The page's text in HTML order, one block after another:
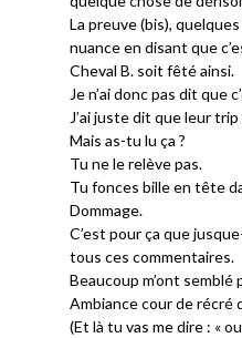
La preuve (bis),
nuance en disant que
Cheval B. soit fêté ainsi.
Je n’ai donc pas dit que
J’ai juste dit que leur
Mais as-tu lu ça ?
Tu ne le relève pas.
Tu fonces bille en tête
Dommage.
C’est pour ça que
tous ces commentaires.
Beaucoup m’ont semblé
Ambiance cour de récré
(Et là tu vas me dire : «